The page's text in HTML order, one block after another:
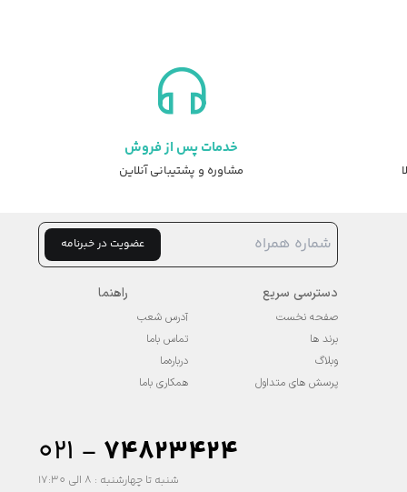
خدمات پس از فروش
مشاوره و پشتیبانی آنلاین
عضویت در خبرنامه
دسترسی سریع
صفحه نخست
برند ها
وبلاگ
پرسش های متداول
راهنما
آدرس شعب
تماس باما
درباره‌ما
همکاری باما
۰۲۱ - 74823424
شنبه تا چهارشنبه : 8 الی 17:30